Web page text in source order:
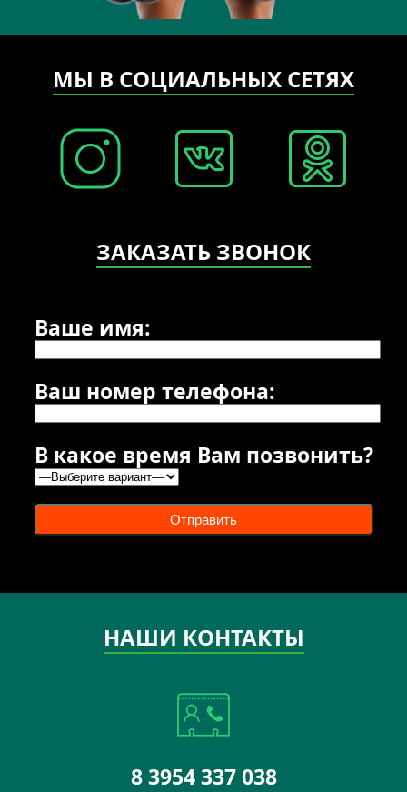
МЫ В СОЦИАЛЬНЫХ СЕТЯХ
ЗАКАЗАТЬ ЗВОНОК
Ваше имя:
Ваш номер телефона:
В какое время Вам позвонить?
Отправить
НАШИ КОНТАКТЫ
8 3954 337 038